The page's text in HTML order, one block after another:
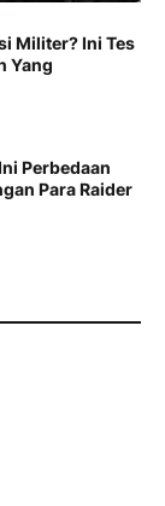
Militer? Ini Tes
Yang
Perbedaan
Para Raider